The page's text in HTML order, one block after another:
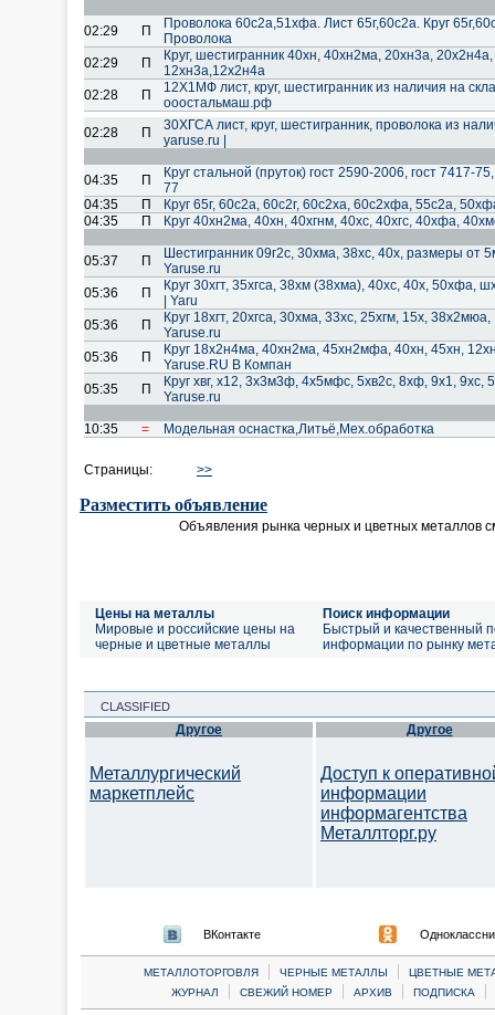
02:29 П
Проволока 60с2а,51хфа. Лист 65г,60с2а. Круг
Проволока
02:29
П
Круг, шестигранник 40хн, 40хн2ма, 20хн3а,
12хн3а,12х2н4а
02:28
П
12Х1МФ лист, круг, шестигранник из наличия на
ооостальмаш.рф
02:28
П
30ХГСА лист, круг, шестигранник, проволока из
yaruse.ru |
04:35 П
Круг стальной (пруток) гост 2590-2006, гост 7417-
77
04:35
П
Круг 65г, 60с2а, 60с2г, 60с2ха, 60с2хфа, 55с2а,
04:35
П Круг 40хн2ма, 40хн, 40хгнм, 40хс, 40хгс, 40хфа,
05:37 П
Шестигранник 09г2с, 30хма, 38хс, 40х, размеры от
Yaruse.ru
05:36
П
Круг 30хгт, 35хгса, 38хм (38хма), 40хс, 40х, 50хфа,
| Yaru
05:36
П
Круг 18хгт, 20хгса, 30хма, 33хс, 25хгм, 15х,
Yaruse.ru
05:36
П
Круг 18х2н4ма, 40хн2ма, 45хн2мфа, 40хн, 45хн,
Yaruse.RU В Компан
05:35
П
Круг хвг, х12, 3х3м3ф, 4х5мфс, 5хв2с, 8хф, 9х1, 9хс,
Yaruse.ru
10:35 = Модельная оснастка,Литьё,Мех.обработка
Страницы: >>
Разместить объявление
Объявления рынка черных и цветных металлов
Цены на металлы
Мировые и российские цены на
черные и цветные металлы
Поиск информации
Быстрый и качественный
информации по рынку
CLASSIFIED
Другое
Металлургический
маркетплейс
Другое
Доступ к
информации
информагентства
Металлторг.ру
ВКонтакте
МЕТАЛЛОТОРГОВЛЯ | ЧЕРНЫЕ МЕТАЛЛЫ |
ЦВЕТНЫЕ
ЖУРНАЛ
| СВЕЖИЙ НОМЕР | АРХИВ | ПОДПИСКА |